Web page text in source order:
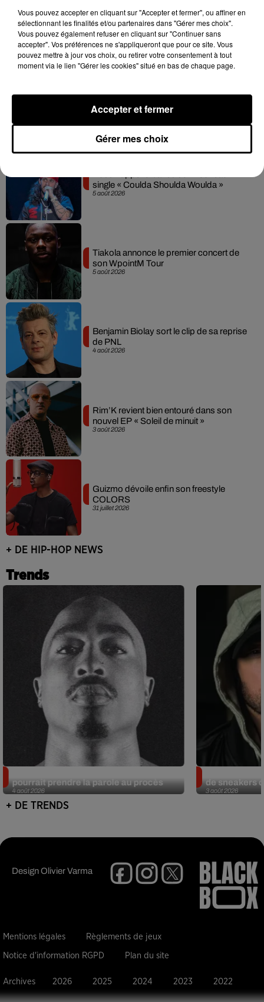
Hip-Hop News
6 août 2026
Franglish et Keblack dévoilent une
session live surprise
5 août 2026
single « Coulda Shoulda Woulda »
5 août 2026
Tiakola annonce le premier concert de
son WpointM Tour
4 août 2026
Benjamin Biolay sort le clip de sa reprise
de PNL
3 août 2026
Rim’K revient bien entouré dans son
nouvel EP « Soleil de minuit »
31 juillet 2026
Guizmo dévoile enfin son freestyle
COLORS
+ DE HIP-HOP NEWS
Trends
4 août 2026
pourrait prendre la parole au procès
3 août 2026
de sneakers
+ DE TRENDS
DesignOlivier Varma
Mentions légales Règlements de jeux
Notice d'information RGPD Plan du site
Archives 2026 2025 2024 2023 2022
Vous pouvez accepter en cliquant sur "Accepter et fermer", ou affiner en
sélectionnant les finalités et/ou partenaires dans "Gérer mes choix".
Vous pouvez également refuser en cliquant sur "Continuer sans
accepter". Vos préférences ne s'appliqueront que pour ce site. Vous
pouvez mettre à jour vos choix, ou retirer votre consentement à tout
moment via le lien "Gérer les cookies" situé en bas de chaque page.
Gérer mes choix
Accepter et fermer